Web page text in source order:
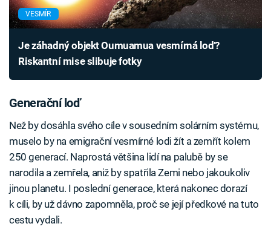
VESMÍR
Je záhadný objekt Oumuamua vesmírná loď?
Riskantní mise slibuje fotky
Generační loď
Než by dosáhla svého cíle v sousedním solárním systému,
muselo by na emigrační vesmírné lodi žít a zemřít kolem
250 generací. Naprostá většina lidí na palubě by se
narodila a zemřela, aniž by spatřila Zemi nebo jakoukoliv
jinou planetu. I poslední generace, která nakonec dorazí
k cíli, by už dávno zapomněla, proč se její předkové na tuto
cestu vydali.